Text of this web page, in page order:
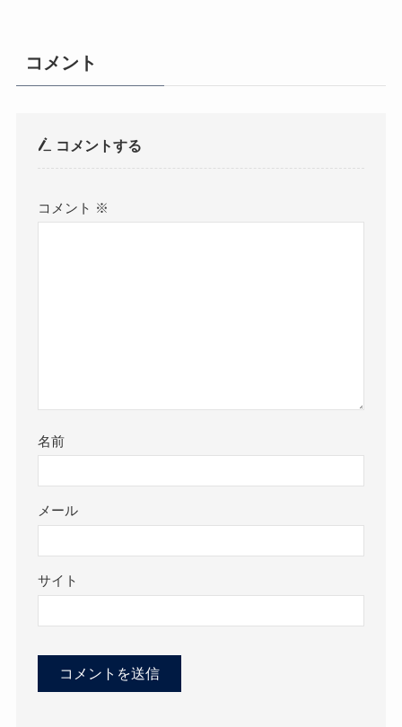
コメント
コメントする
コメント ※
名前
メール
サイト